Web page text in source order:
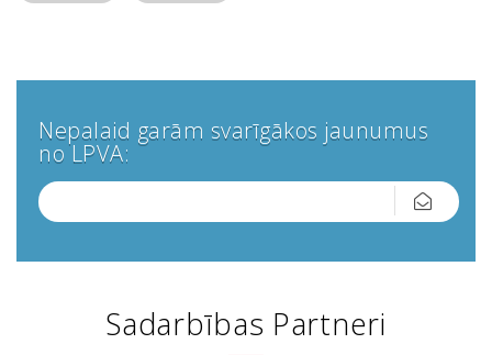
Nepalaid garām svarīgākos jaunumus
no LPVA:
Sadarbības Partneri